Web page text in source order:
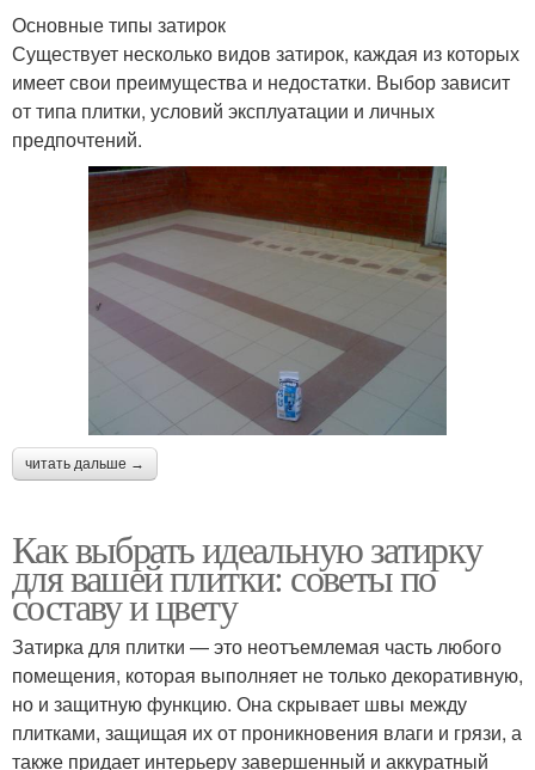
Основные типы затирок
Существует несколько видов затирок, каждая из которых
имеет свои преимущества и недостатки. Выбор зависит
от типа плитки, условий эксплуатации и личных
предпочтений.
читать дальше →
Как выбрать идеальную затирку
для вашей плитки: советы по
составу и цвету
Затирка для плитки — это неотъемлемая часть любого
помещения, которая выполняет не только декоративную,
но и защитную функцию. Она скрывает швы между
плитками, защищая их от проникновения влаги и грязи, а
также придает интерьеру завершенный и аккуратный